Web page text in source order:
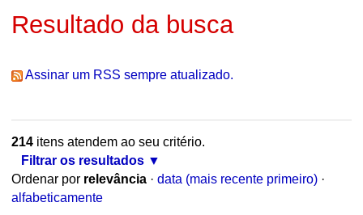
Resultado da busca
Assinar um RSS sempre atualizado.
214itens atendem ao seu critério.
Filtrar os resultados
Ordenar por relevância · data (mais recente primeiro) ·
alfabeticamente